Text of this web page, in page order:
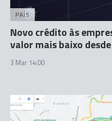
PAÍS
Novo crédito às
valor mais baixo
3 Mar 14:00